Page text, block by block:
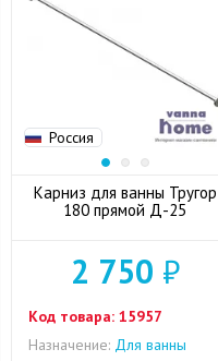
Россия
Карниз для ванны Тругор
180 прямой Д-25
2 750 ₽
Код товара: 15957
Назначение: Для ванны